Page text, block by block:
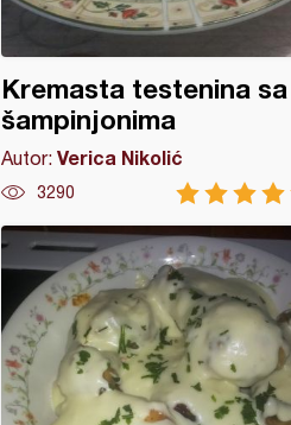
Kremasta testenina sa
šampinjonima
Autor: Verica Nikolić
3290